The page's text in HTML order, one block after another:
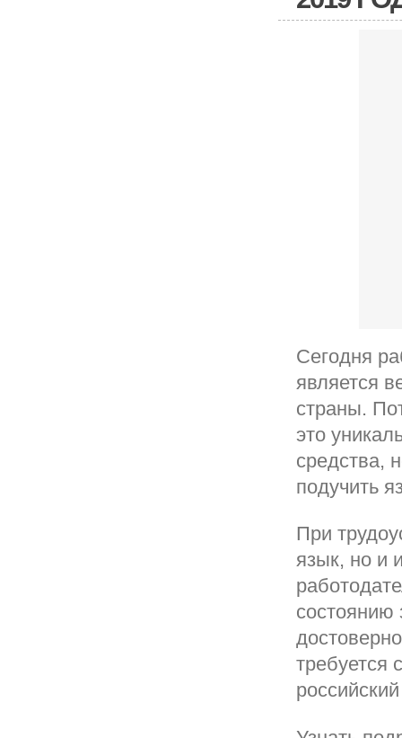
Сегодня
является
страны.
это
средства,
подучить
При
язык, но и
состоянию
требуется